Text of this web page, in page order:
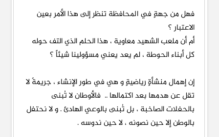
فهل من جهةٍ في المحافظة تنظر إلى هذا الأمر بعين
الاعتبار ؟
أم أن ملعب الشهيد معاوية ، هذا الحلم الذي التف حوله
كل أبناء الحوطة ، لم يعد يعني مسؤولينا شيئاً ؟
إن إهمال منشأةٍ رياضيةٍ و هي في طور الإنشاء ، جريمةٌ لا
تقل عن هدمها بعد اكتمالها .. فالأوطان لا تُبنى
بالحفلات الصاخبة ، بل تُبنى بالوعي الهادئ . و لا نحتفل
بالوطن إلا حين نصونه ، لا حين ندوسه .